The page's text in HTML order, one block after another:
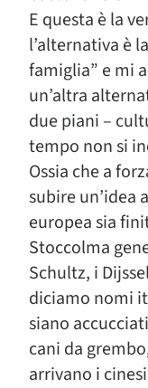
E questa è la
l’alternativa è
famiglia” e mi
un’altra
due piani –
tempo non si
Ossia che a
subire un’idea
europea sia
Stoccolma
Schultz, i
diciamo nomi
siano
cani da
arrivano i